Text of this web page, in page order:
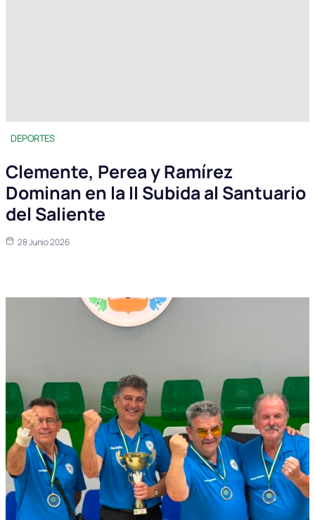
DEPORTES
Clemente, Perea y Ramírez
Dominan en la II Subida al Santuario
del Saliente
28 Junio 2026